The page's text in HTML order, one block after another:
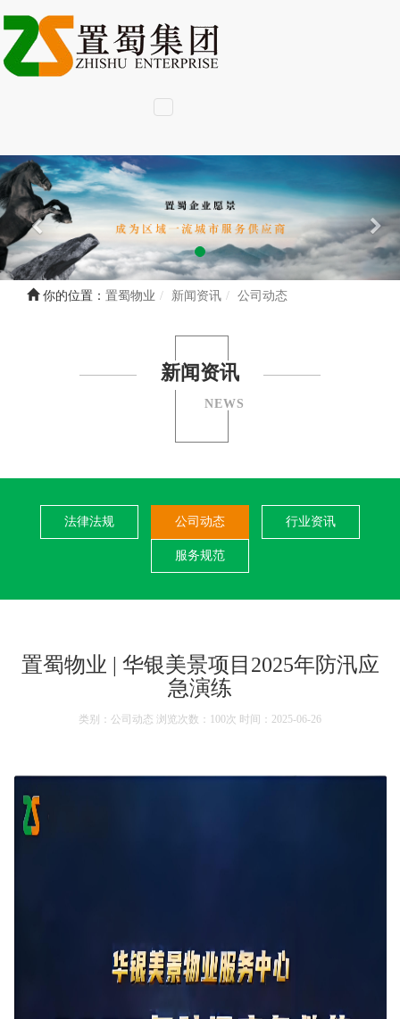
你的位置： 置蜀物业 新闻资讯 公司动态
新闻资讯
NEWS
法律法规 公司动态 行业资讯
服务规范
置蜀物业 | 华银美景项目2025年防汛应
急演练
类别：公司动态 浏览次数：100次 时间：2025-06-26